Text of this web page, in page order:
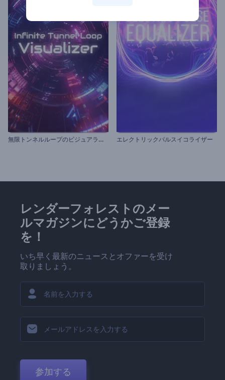
無
限トンネルループのビジュアライザー エレクトリックパルスイコライザー
レンダーフォレストのメー
ルマガジンにどうかご登録
を！
いち早く最新のニュースとオファーを受け
取りましょう。
参加する